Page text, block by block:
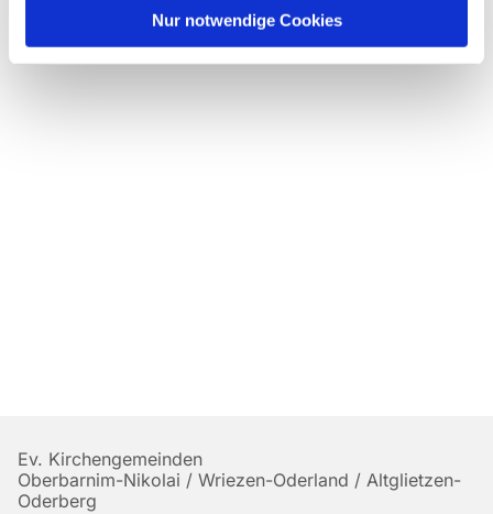
Nur notwendige Cookies
Ev. Kirchengemeinden
Oberbarnim-Nikolai / Wriezen-Oderland / Altglietzen-
Oderberg